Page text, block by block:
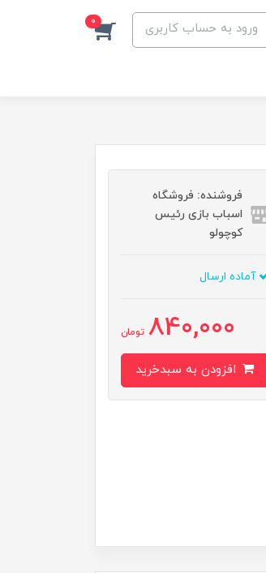
ورود به حساب کاربری 0
فروشنده: فروشگاه
اسباب بازی رئیس
کوچولو
آماده ارسال
840,000 تومان